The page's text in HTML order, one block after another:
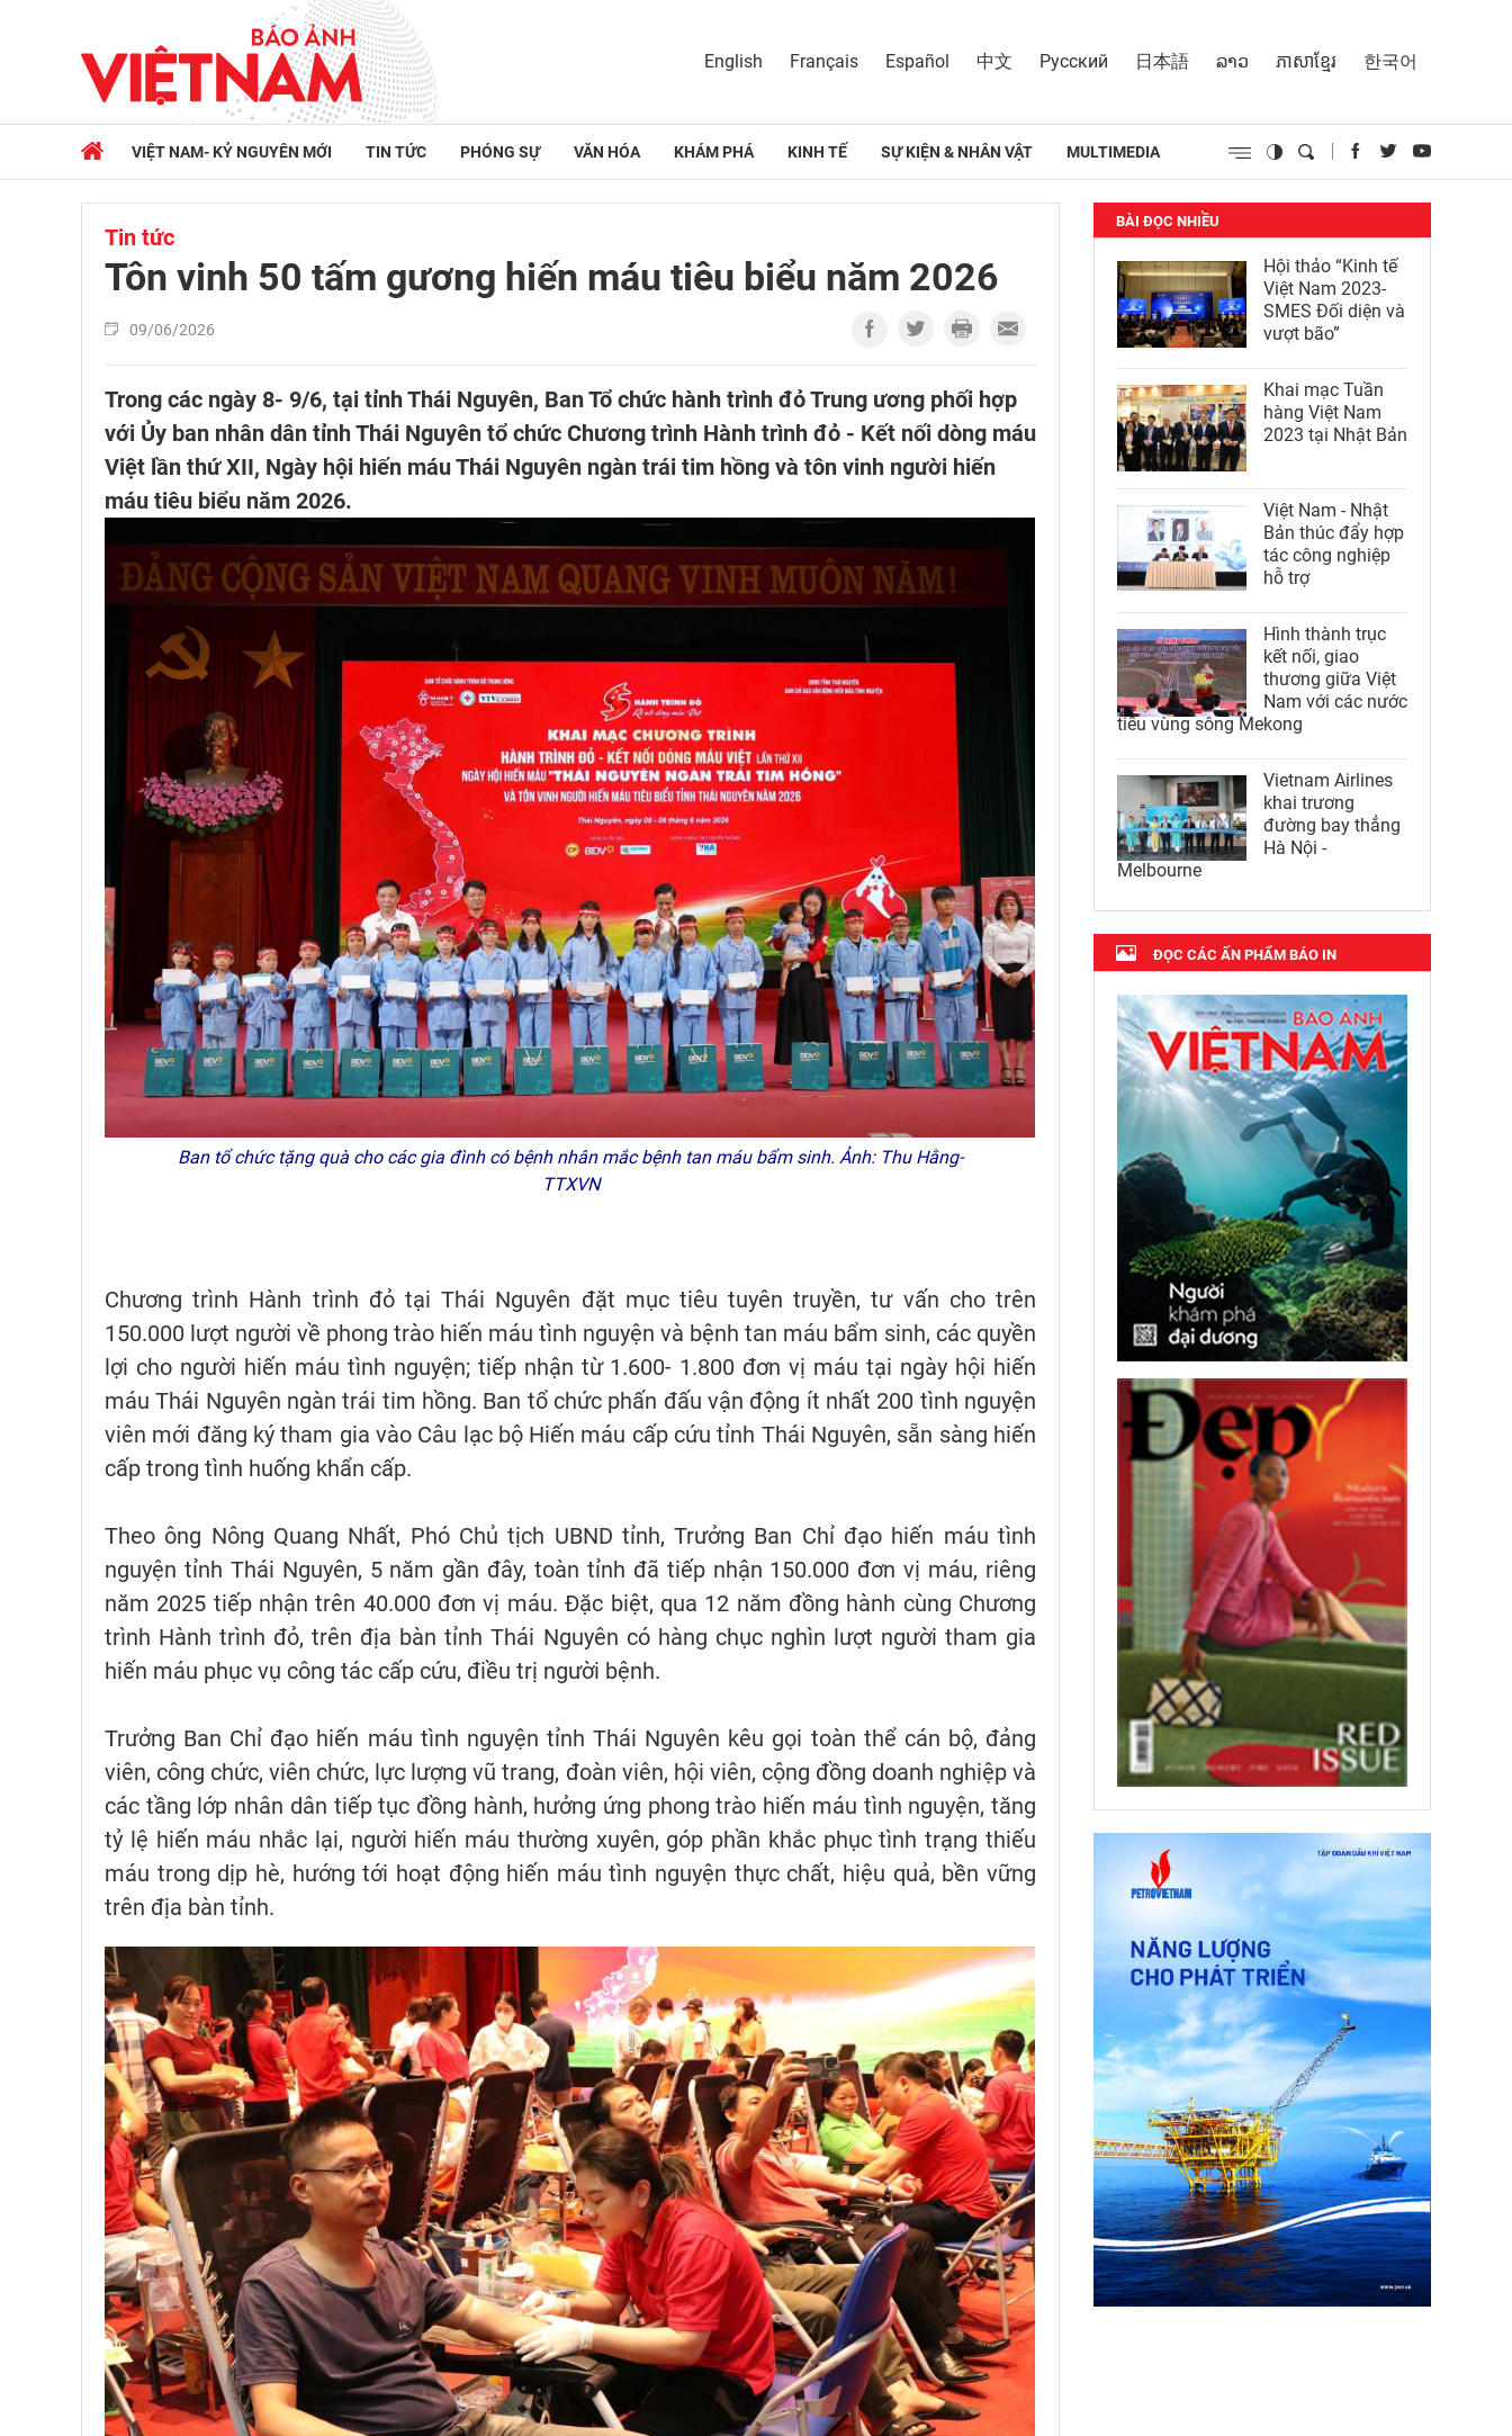
English Français Español 中文 Русский 日本語 ລາວ ភាសាខ្មែរ 한국어
VIỆT NAM- KỶ NGUYÊN MỚI TIN TỨC PHÓNG SỰ VĂN HÓA KHÁM PHÁ KINH TẾ SỰ KIỆN & NHÂN VẬT MULTIMEDIA
Tin tức
Tôn vinh 50 tấm gương hiến máu tiêu biểu năm 2026
09/06/2026
Trong các ngày 8- 9/6, tại tỉnh Thái Nguyên, Ban Tổ chức hành trình đỏ Trung ương phối hợp
với Ủy ban nhân dân tỉnh Thái Nguyên tổ chức Chương trình Hành trình đỏ - Kết nối dòng máu
Việt lần thứ XII, Ngày hội hiến máu Thái Nguyên ngàn trái tim hồng và tôn vinh người hiến
máu tiêu biểu năm 2026.
Ban tổ chức tặng quà cho các gia đình có bệnh nhân mắc bệnh tan máu bẩm sinh. Ảnh: Thu Hằng-
TTXVN
Chương trình Hành trình đỏ tại Thái Nguyên đặt mục tiêu tuyên truyền, tư vấn cho trên
150.000 lượt người về phong trào hiến máu tình nguyện và bệnh tan máu bẩm sinh, các quyền
lợi cho người hiến máu tình nguyện; tiếp nhận từ 1.600- 1.800 đơn vị máu tại ngày hội hiến
máu Thái Nguyên ngàn trái tim hồng. Ban tổ chức phấn đấu vận động ít nhất 200 tình nguyện
viên mới đăng ký tham gia vào Câu lạc bộ Hiến máu cấp cứu tỉnh Thái Nguyên, sẵn sàng hiến
cấp trong tình huống khẩn cấp.
Theo ông Nông Quang Nhất, Phó Chủ tịch UBND tỉnh, Trưởng Ban Chỉ đạo hiến máu tình
nguyện tỉnh Thái Nguyên, 5 năm gần đây, toàn tỉnh đã tiếp nhận 150.000 đơn vị máu, riêng
năm 2025 tiếp nhận trên 40.000 đơn vị máu. Đặc biệt, qua 12 năm đồng hành cùng Chương
trình Hành trình đỏ, trên địa bàn tỉnh Thái Nguyên có hàng chục nghìn lượt người tham gia
hiến máu phục vụ công tác cấp cứu, điều trị người bệnh.
Trưởng Ban Chỉ đạo hiến máu tình nguyện tỉnh Thái Nguyên kêu gọi toàn thể cán bộ, đảng
viên, công chức, viên chức, lực lượng vũ trang, đoàn viên, hội viên, cộng đồng doanh nghiệp và
các tầng lớp nhân dân tiếp tục đồng hành, hưởng ứng phong trào hiến máu tình nguyện, tăng
tỷ lệ hiến máu nhắc lại, người hiến máu thường xuyên, góp phần khắc phục tình trạng thiếu
máu trong dịp hè, hướng tới hoạt động hiến máu tình nguyện thực chất, hiệu quả, bền vững
trên địa bàn tỉnh.
BÀI ĐỌC NHIỀU
Hội thảo “Kinh tế
Việt Nam 2023-
SMES Đối diện và
vượt bão”
Khai mạc Tuần
hàng Việt Nam
2023 tại Nhật Bản
Việt Nam - Nhật
Bản thúc đẩy hợp
tác công nghiệp
hỗ trợ
Hình thành trục
kết nối, giao
thương giữa Việt
Nam với các nước
tiểu vùng sông Mekong
Vietnam Airlines
khai trương
đường bay thẳng
Hà Nội -
Melbourne
ĐỌC CÁC ẤN PHẨM BÁO IN